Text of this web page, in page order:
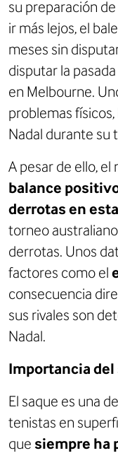
su preparación
ir más lejos, el
meses sin
disputar la
en Melbourne.
problemas
Nadal durante su
A pesar de ello,
balance
derrotas en
torneo
derrotas. Unos
factores como el
consecuencia
sus rivales son
Nadal.
Importancia
El saque es una
tenistas en
quesiempre ha